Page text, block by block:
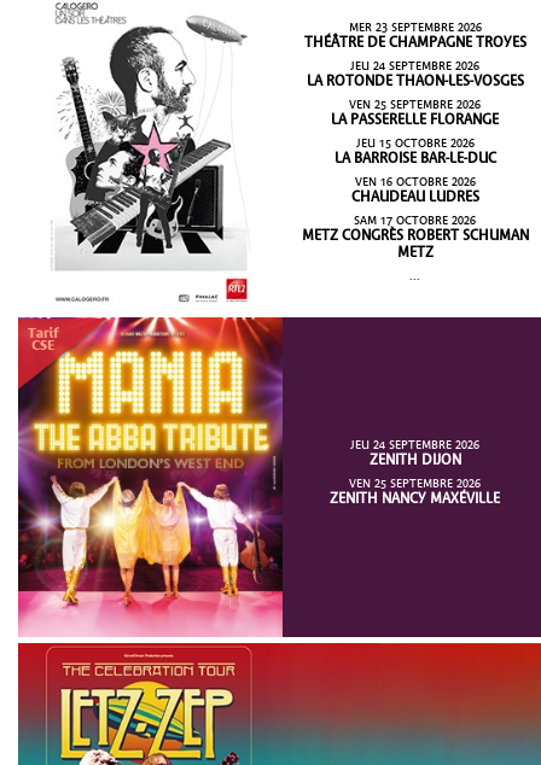
MER 23 SEPTEMBRE 2026
THÉÂTRE DE CHAMPAGNE TROYES
JEU 24 SEPTEMBRE 2026
LA ROTONDE THAON-LES-VOSGES
VEN 25 SEPTEMBRE 2026
LA PASSERELLE FLORANGE
JEU 15 OCTOBRE 2026
LA BARROISE BAR-LE-DUC
VEN 16 OCTOBRE 2026
CHAUDEAU LUDRES
SAM 17 OCTOBRE 2026
METZ CONGRÈS ROBERT SCHUMAN
METZ
JEU 24 SEPTEMBRE 2026
ZENITH DIJON
VEN 25 SEPTEMBRE 2026
ZENITH NANCY MAXÉVILLE